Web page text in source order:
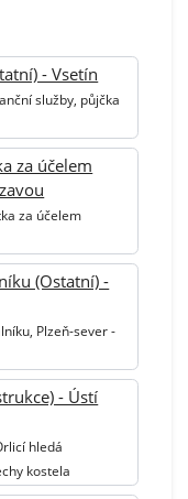
- Vsetín
služby, půjčka
za účelem
za účelem
(Ostatní) -
Plzeň-sever -
- Ústí
hledá
kostela